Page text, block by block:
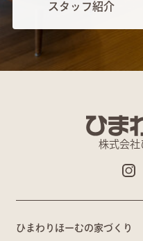
スタッフ紹介
株式会社
ひまわりほーむの家づくり